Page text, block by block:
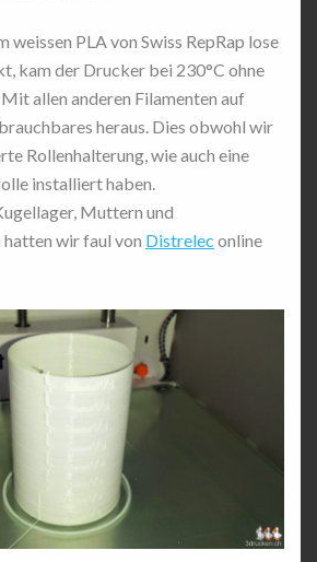
weissen PLA von Swiss RepRap lose
kam der Drucker bei 230°C ohne
allen anderen Filamenten auf
heraus. Dies obwohl wir
Rollenhalterung, wie auch eine
installiert haben.
Muttern und
wir faul von Distrelec online